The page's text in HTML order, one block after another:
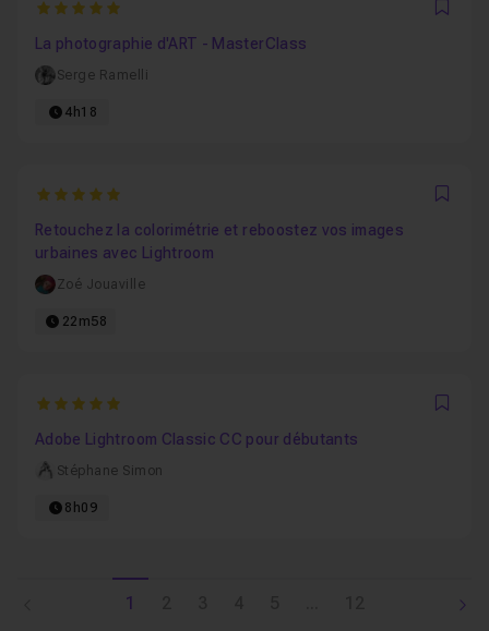
5
La photographie d'ART - MasterClass
Serge Ramelli
4h18
5
Retouchez la colorimétrie et reboostez vos images
urbaines avec Lightroom
Zoé Jouaville
22m58
5
Adobe Lightroom Classic CC pour débutants
Stéphane Simon
8h09
1